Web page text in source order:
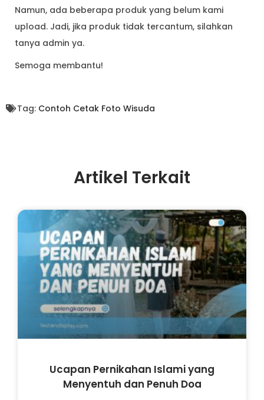
Namun, ada beberapa produk yang belum kami
upload. Jadi, jika produk tidak tercantum, silahkan
tanya admin ya.
Semoga membantu!
Tag: Contoh Cetak Foto Wisuda
Artikel Terkait
Ucapan Pernikahan Islami yang
Menyentuh dan Penuh Doa